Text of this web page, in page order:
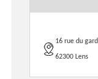
16 rue du gard
62300 Lens